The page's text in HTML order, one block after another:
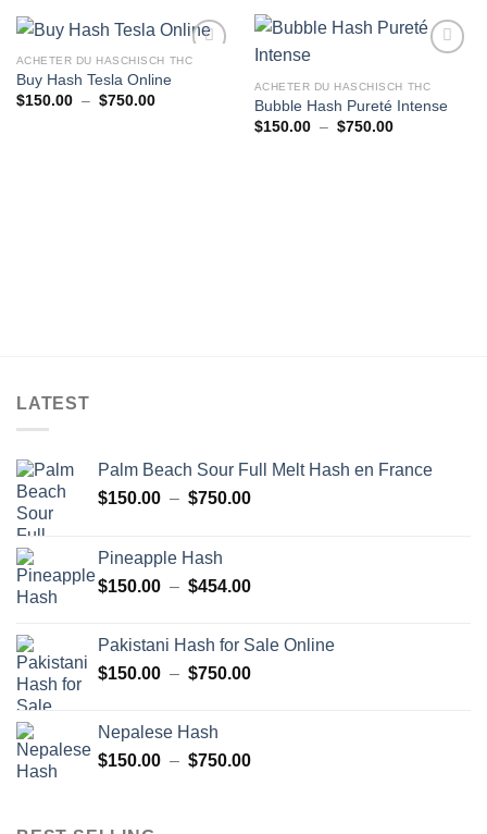
ACHETER DU HASCHISCH THC
Buy Hash Tesla Online
$150.00 – $750.00Plage
ACHETER DU HASCHISCH THC
Bubble Hash Pureté Intense
$150.00 – $750.00Plage
LATEST
Palm Beach Sour Full Melt Hash en France
$150.00 – $750.00Plage
à
Pineapple Hash
$150.00 – $454.00Plage
$150.00
à
Pakistani Hash for Sale Online
$150.00 – $750.00Plage
à
Nepalese Hash
$150.00 – $750.00Plage